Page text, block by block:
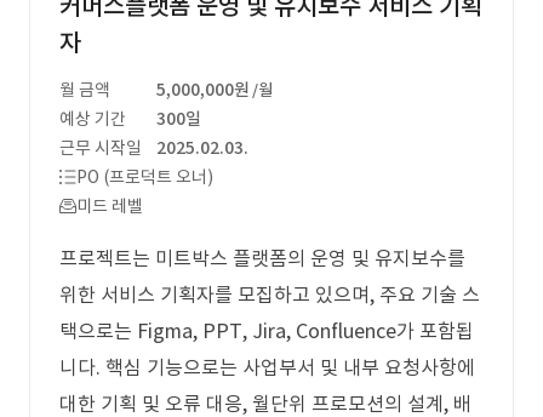
자
월 금액 5,000,000원 /월
예상 기간
300일
근무 시작일
2025.02.03.
PO (프로덕트 오너)
미드 레벨
프로젝트는 미트박스 플랫폼의 운영 및 유지보수를
위한 서비스 기획자를 모집하고 있으며, 주요 기술 스
택으로는 Figma, PPT, Jira, Confluence가 포함됩
니다. 핵심 기능으로는 사업부서 및 내부 요청사항에
대한 기획 및 오류 대응, 월단위 프로모션의 설계, 배